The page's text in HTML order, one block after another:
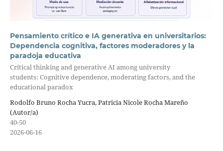
Pensamiento crítico e IA generativa en universitarios:
Dependencia cognitiva, factores moderadores y la
paradoja educativa
Critical thinking and generative AI among university
students: Cognitive dependence, moderating factors, and the
educational paradox
Rodolfo Bruno Rocha Yucra, Patricia Nicole Rocha Mareño
(Autor/a)
40-50
2026-06-16